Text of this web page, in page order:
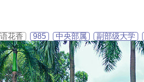
花香 985 中央部属 副部级大学